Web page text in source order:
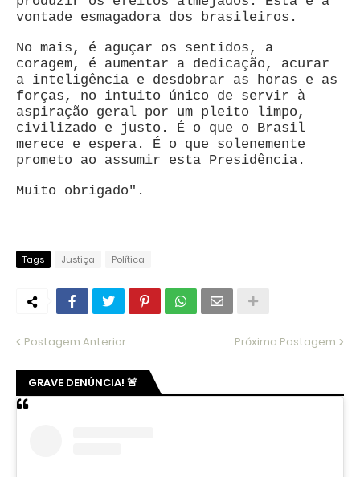
vontade esmagadora dos brasileiros.
No mais, é aguçar os sentidos, a
coragem, é aumentar a dedicação, acurar
a inteligência e desdobrar as horas e as
forças, no intuito único de servir à
aspiração geral por um pleito limpo,
civilizado e justo. É o que o Brasil
merece e espera. É o que solenemente
prometo ao assumir esta Presidência.
Muito obrigado".
Tags Justiça Política
Postagem Anterior Próxima Postagem
GRAVE DENÚNCIA! 🚨